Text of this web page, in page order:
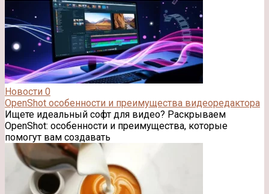
Новости 0
OpenShot особенности и преимущества видеоредактора
Ищете идеальный софт для видео? Раскрываем
OpenShot: особенности и преимущества, которые
помогут вам создавать